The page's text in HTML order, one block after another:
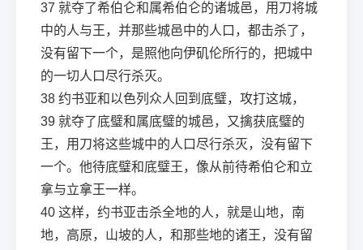
37 就夺了希伯仑和属希伯仑的诸城邑，用刀将城
中的人与王，并那些城邑中的人口，都击杀了，
没有留下一个，是照他向伊矶伦所行的，把城中
的一切人口尽行杀灭。
38 约书亚和以色列众人回到底璧，攻打这城，
39 就夺了底璧和属底璧的城邑，又擒获底璧的
王，用刀将这些城中的人口尽行杀灭，没有留下
一个。他待底璧和底璧王，像从前待希伯仑和立
拿与立拿王一样。
40 这样，约书亚击杀全地的人，就是山地，南
地，高原，山坡的人，和那些地的诸王，没有留